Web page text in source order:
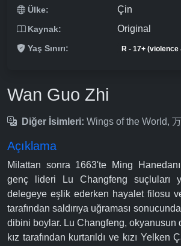
Ülke:
Çin
Kaynak: Original
Yaş Sınırı: R - 17+
Wan Guo Zhi
Diğer İsimleri: Wings of the World,
Açıklama
Milattan sonra 1663'te Ming Hanedanı
genç lideri Lu Changfeng suçluları
delegeye eşlik ederken hayalet filosu
tarafından saldırıya uğraması
dibini boylar. Lu Changfeng, okyanusun
kız tarafından kurtarıldı ve kızı Yelken